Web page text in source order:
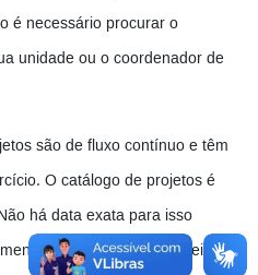
é necessário procurar o
unidade ou o coordenador de
são de fluxo contínuo e têm
O catálogo de projetos é
há data exata para isso
são lançados em janeiro.